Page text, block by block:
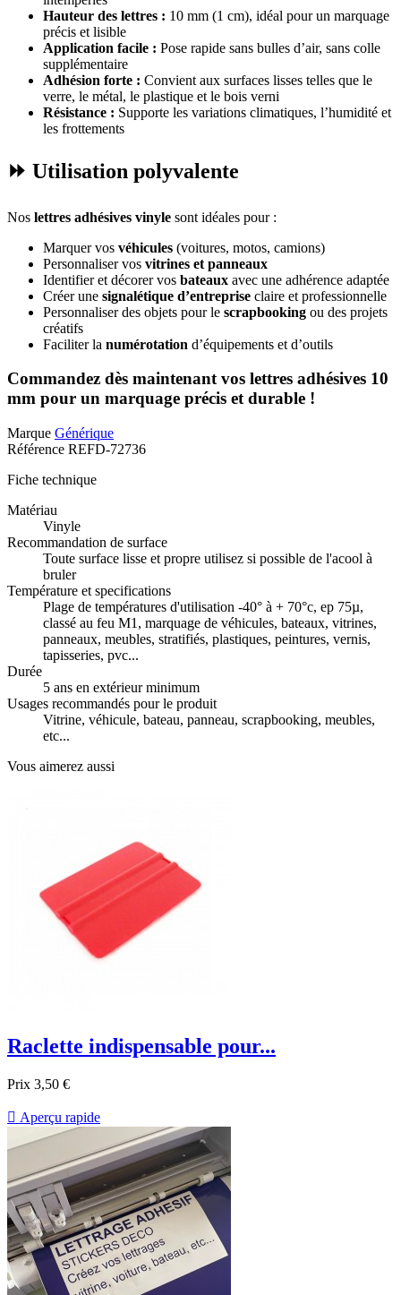
Hauteur des lettres : 10 mm (1 cm), idéal pour un marquage
précis et lisible
Application facile : Pose rapide sans bulles d’air, sans colle
supplémentaire
Adhésion forte : Convient aux surfaces lisses telles que le
verre, le métal, le plastique et le bois verni
Résistance : Supporte les variations climatiques, l’humidité et
les frottements
⏩ Utilisation polyvalente
Nos lettres adhésives vinyle sont idéales pour :
Marquer vos véhicules (voitures, motos, camions)
Personnaliser vos vitrines et panneaux
Identifier et décorer vos bateaux avec une adhérence adaptée
Créer une signalétique d’entreprise claire et professionnelle
Personnaliser des objets pour le scrapbooking ou des projets
créatifs
Faciliter la numérotation d’équipements et d’outils
Commandez dès maintenant vos lettres adhésives 10
mm pour un marquage précis et durable !
Marque Générique
Référence REFD-72736
Fiche technique
Matériau
Vinyle
Recommandation de surface
Toute surface lisse et propre utilisez si possible de l'acool à
bruler
Température et specifications
Plage de températures d'utilisation -40° à + 70°c, ep 75µ,
classé au feu M1, marquage de véhicules, bateaux, vitrines,
panneaux, meubles, stratifiés, plastiques, peintures, vernis,
tapisseries, pvc...
Durée
5 ans en extérieur minimum
Usages recommandés pour le produit
Vitrine, véhicule, bateau, panneau, scrapbooking, meubles,
etc...
Vous aimerez aussi
Raclette indispensable pour...
Prix 3,50 €
 Aperçu rapide